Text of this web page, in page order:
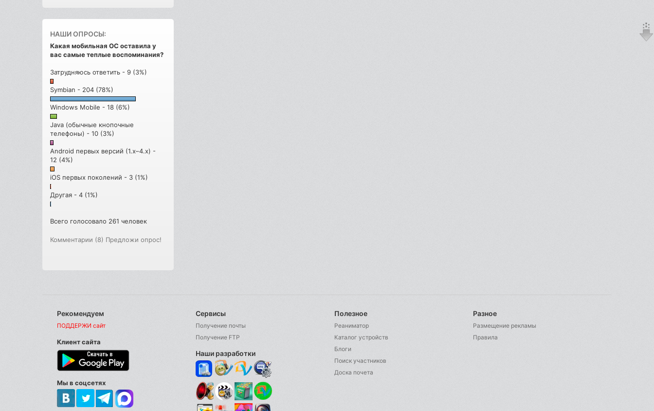
НАШИ ОПРОСЫ:
Какая мобильная ОС оставила у
вас самые теплые воспоминания?
Затрудняюсь ответить - 9 (3%)
Symbian - 204 (78%)
Windows Mobile - 18 (6%)
Java (обычные кнопочные
телефоны) - 10 (3%)
Android первых версий (1.x–4.x) -
12 (4%)
iOS первых поколений - 3 (1%)
Другая - 4 (1%)
Всего голосовало 261 человек
Комментарии (8) Предложи опрос!
Рекомендуем
ПОДДЕРЖИ сайт
Клиент сайта
Мы в соцсетях
Сервисы
Получение почты
Получение FTP
Наши разработки
Полезное
Реаниматор
Каталог устройств
Блоги
Поиск участников
Доска почета
Разное
Размещение рекламы
Правила